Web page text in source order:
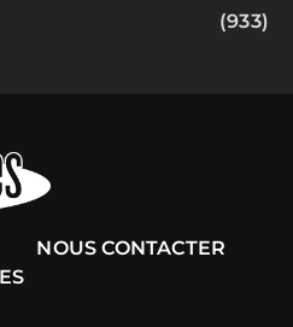
(933)
NOUS CONTACTER